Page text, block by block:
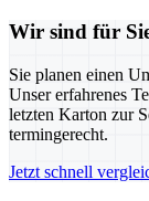
Wir sind für
Sie planen einen
Unser erfahrenes
letzten Karton zur
termingerecht.
Jetzt schnell